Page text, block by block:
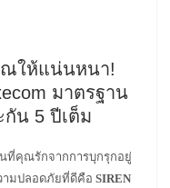
ณให้แน่นหนา!
มาตรฐาน
น 5 ปีเต็ม
ที่คุณรักจากการบุกรุกอยู่
ามปลอดภัยที่ดีคือ SIREN